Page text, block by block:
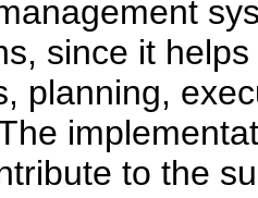
since it
planning,
to the